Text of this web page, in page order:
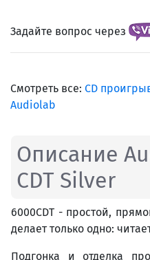
Задайте вопрос через
Смотреть все: CD
Audiolab
Описание
CDT Silver
6000CDT - простой,
делает только одно:
Подгонка и отделка